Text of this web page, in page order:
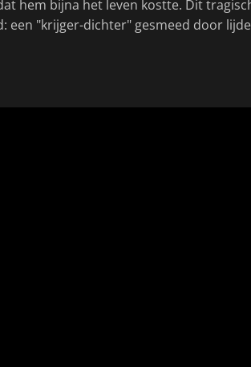
hem bijna het leven kostte. Dit
een "krijger-dichter" gesmeed door